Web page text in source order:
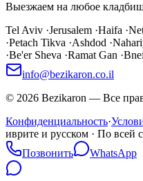
Выезжаем на любое
Tel Aviv ·Jerusalem ·Haifa ·
·Petach Tikva ·Ashdod ·
·Be'er Sheva ·Ramat Gan ·
info@bezikaron.co.il
© 2026 Bezikaron — Все
Конфиденциальность·
иврите и русском · По всей
Позвонить
WhatsApp